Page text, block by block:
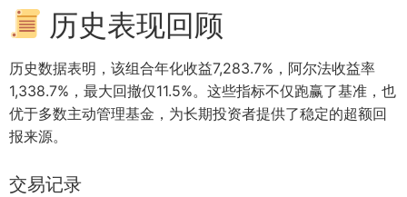
历史表现回顾
历史数据表明，该组合年化收益7,283.7%，阿尔法收益率
1,338.7%，最大回撤仅11.5%。这些指标不仅跑赢了基准，也
优于多数主动管理基金，为长期投资者提供了稳定的超额回
报来源。
交易记录